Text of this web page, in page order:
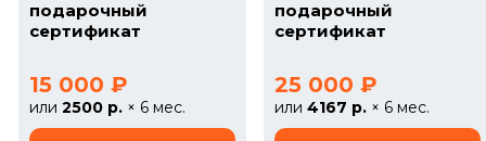
подарочный
сертификат
15 000 ₽
или2500 р. × 6 мес.
подарочный
сертификат
25 000 ₽
или4167 р. × 6 мес.